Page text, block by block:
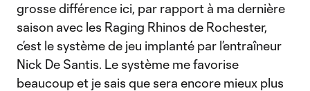
grosse différence ici, par rapport à ma dernière
saison avec les Raging Rhinos de Rochester,
c’est le système de jeu implanté par l’entraîneur
Nick De Santis. Le système me favorise
beaucoup et je sais que sera encore mieux plus